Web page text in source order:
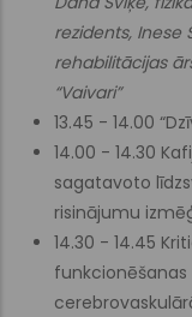
rezidents, Inese
rehabilitācijas
“Vaivari”
13.45 - 14.00
14.00 - 14.30
sagatavoto
risinājumu
14.30 - 14.45